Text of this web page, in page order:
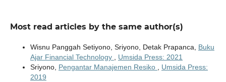
Most read articles by the same author(s)
Wisnu Panggah Setiyono, Sriyono, Detak Prapanca, Buku
Ajar Financial Technology , Umsida Press: 2021
Sriyono, Pengantar Manajemen Resiko , Umsida Press:
2019